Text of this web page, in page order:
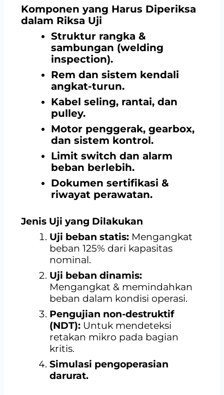
Komponen yang Harus Diperiksa
dalam Riksa Uji
Struktur rangka &
sambungan (welding
inspection).
Rem dan sistem kendali
angkat-turun.
Kabel seling, rantai, dan
pulley.
Motor penggerak, gearbox,
dan sistem kontrol.
Limit switch dan alarm
beban berlebih.
Dokumen sertifikasi &
riwayat perawatan.
Jenis Uji yang Dilakukan
Uji beban statis: Mengangkat
beban 125% dari kapasitas
nominal.
Uji beban dinamis:
Mengangkat & memindahkan
beban dalam kondisi operasi.
Pengujian non-destruktif
(NDT): Untuk mendeteksi
retakan mikro pada bagian
kritis.
Simulasi pengoperasian
darurat.